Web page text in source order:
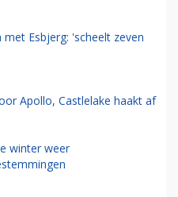
Esbjerg: 'scheelt zeven
Apollo, Castlelake haakt af
winter weer